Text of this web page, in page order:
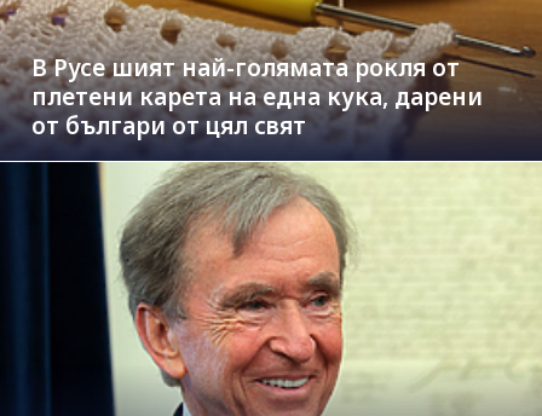
В Русе шият най-голямата рокля от
плетени карета на една кука, дарени
от българи от цял свят